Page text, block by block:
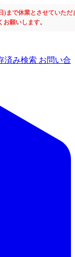
)まで休業とさせていただ
願いします。
済み検索 お問い合